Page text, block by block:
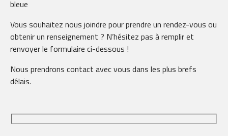
bleue
Vous souhaitez nous joindre pour prendre un rendez-vous ou
obtenir un renseignement ? N’hésitez pas à remplir et
renvoyer le formulaire ci-dessous !
Nous prendrons contact avec vous dans les plus brefs
délais.